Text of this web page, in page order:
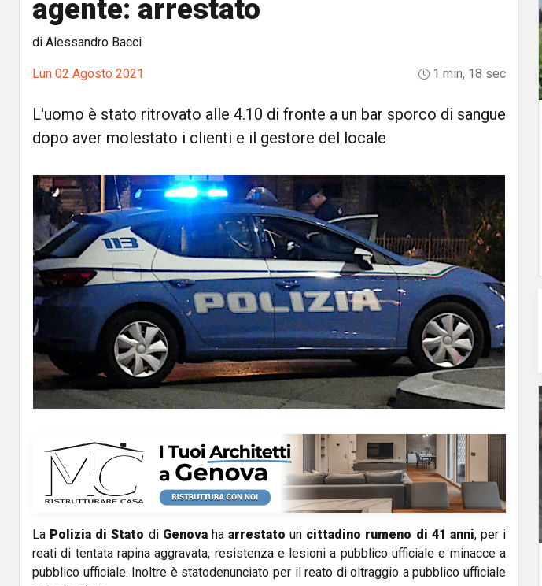
agente: arrestato
di Alessandro Bacci
Lun 02 Agosto 2021 1 min, 18 sec
L'uomo è stato ritrovato alle 4.10 di fronte a un bar sporco di sangue
dopo aver molestato i clienti e il gestore del locale
La Polizia di Stato di Genovaha arrestato un cittadino rumeno di 41 anni, per i
reati di tentata rapina aggravata, resistenza e lesioni a pubblico ufficiale e minacce a
pubblico ufficiale. Inoltre è statodenunciato per il reato di oltraggio a pubblico ufficiale